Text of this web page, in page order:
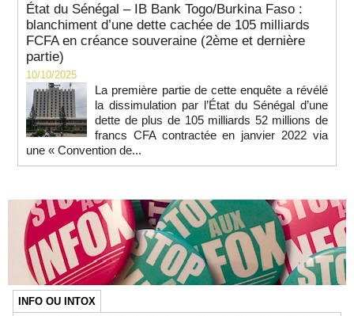
État du Sénégal – IB Bank Togo/Burkina Faso :
blanchiment d’une dette cachée de 105 milliards
FCFA en créance souveraine (2ème et dernière
partie)
10/10/2025
La première partie de cette enquête a révélé
la dissimulation par l’État du Sénégal d’une
dette de plus de 105 milliards 52 millions de
francs CFA contractée en janvier 2022 via
une « Convention de...
INFO OU INTOX